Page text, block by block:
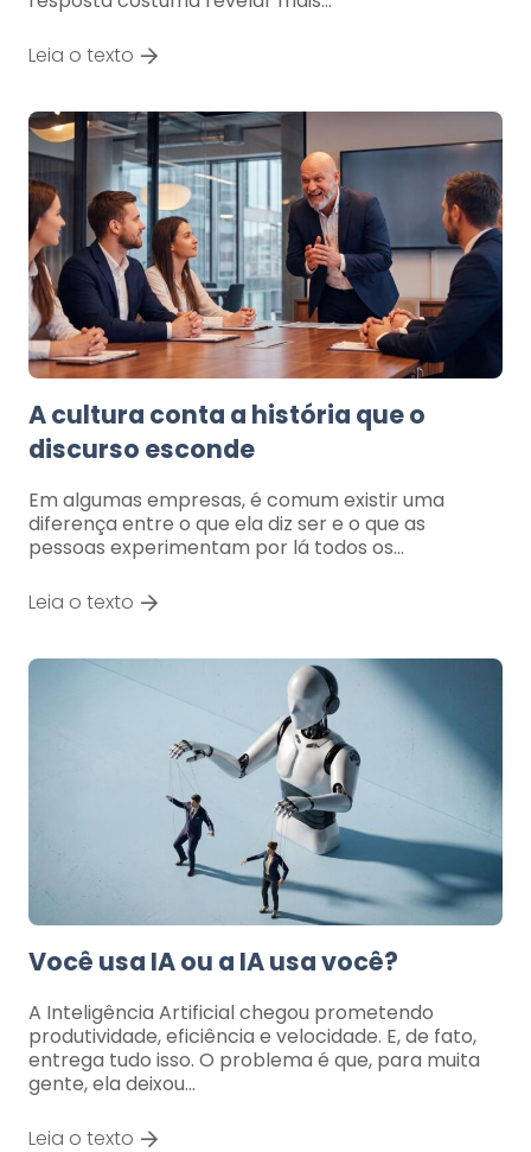
Leia o texto
A cultura conta a história que o
discurso esconde
Em algumas empresas, é comum existir uma
diferença entre o que ela diz ser e o que as
pessoas experimentam por lá todos os…
Leia o texto
Você usa IA ou a IA usa você?
A Inteligência Artificial chegou prometendo
produtividade, eficiência e velocidade. E, de fato,
entrega tudo isso. O problema é que, para muita
gente, ela deixou…
Leia o texto